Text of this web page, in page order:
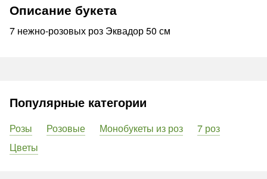
Описание букета
7 нежно-розовых роз Эквадор 50 см
Популярные категории
Розы Розовые Монобукеты из роз
7 роз
Цветы